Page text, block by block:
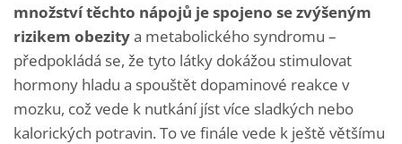
množství těchto nápojů jespojeno se zvýšeným
rizikem obezitya metabolického syndromu –
předpokládá se, že tyto látky dokážou stimulovat
hormony hladu a spouštět dopaminové reakce v
mozku, což vede k nutkání jíst více sladkých nebo
kalorických potravin. To ve finále vede k ještě většímu